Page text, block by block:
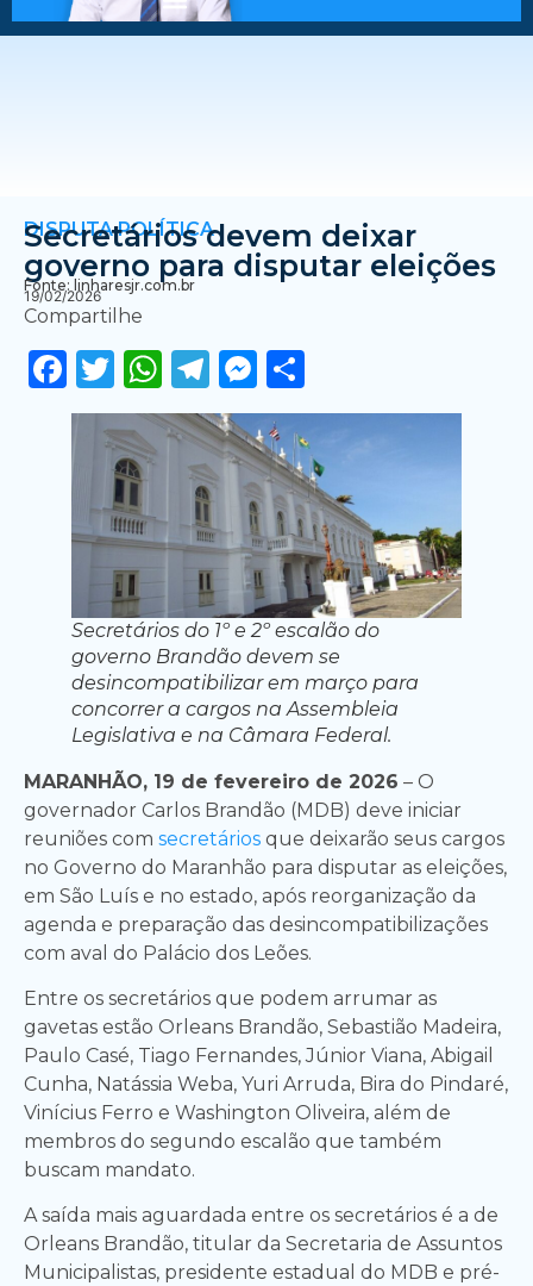
DISPUTA POLÍTICA
Secretários devem deixar
governo para disputar eleições
Fonte: linharesjr.com.br
19/02/2026
Compartilhe
Facebook
Twitter
WhatsApp
Telegram
Messenger
Secretários do 1º e 2º escalão do
governo Brandão devem se
desincompatibilizar em março para
concorrer a cargos na Assembleia
Legislativa e na Câmara Federal.
MARANHÃO, 19 de fevereiro de 2026 – O
governador Carlos Brandão (MDB) deve iniciar
reuniões com secretários que deixarão seus cargos
no Governo do Maranhão para disputar as eleições,
em São Luís e no estado, após reorganização da
agenda e preparação das desincompatibilizações
com aval do Palácio dos Leões.
Entre os secretários que podem arrumar as
gavetas estão Orleans Brandão, Sebastião Madeira,
Paulo Casé, Tiago Fernandes, Júnior Viana, Abigail
Cunha, Natássia Weba, Yuri Arruda, Bira do Pindaré,
Vinícius Ferro e Washington Oliveira, além de
membros do segundo escalão que também
buscam mandato.
A saída mais aguardada entre os secretários é a de
Orleans Brandão, titular da Secretaria de Assuntos
Municipalistas, presidente estadual do MDB e pré-